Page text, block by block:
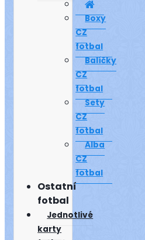
Boxy
CZ
fotbal
Balíčky
CZ
fotbal
Sety
CZ
fotbal
Alba
CZ
fotbal
Ostatní
fotbal
Jednotlivé
karty